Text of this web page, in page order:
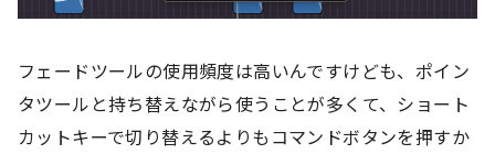
フェードツールの使用頻度は高いんですけども、ポイン
タツールと持ち替えながら使うことが多くて、ショート
カットキーで切り替えるよりもコマンドボタンを押すか